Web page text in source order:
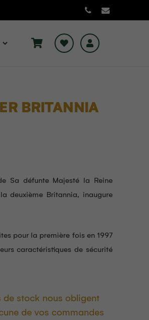
BRITANNIA
Sa défunte Majesté la Reine
deuxième Britannia, inaugure
pour la première fois en 1997
caractéristiques de sécurité
de stock nous obligent
de vos commandes